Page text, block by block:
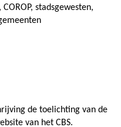
stadsgewesten,
de toelichting van de
van het CBS.